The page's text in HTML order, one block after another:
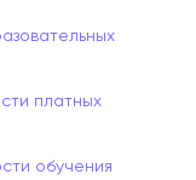
платных
обучения